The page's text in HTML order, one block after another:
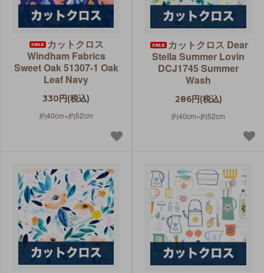
カットクロス
Windham Fabrics
Sweet Oak 51307-1 Oak
Leaf Navy
330円(税込)
約40cm×約52cm
カットクロス Dear
Stella Summer Lovin
DCJ1745 Summer
Wash
286円(税込)
約40cm×約52cm